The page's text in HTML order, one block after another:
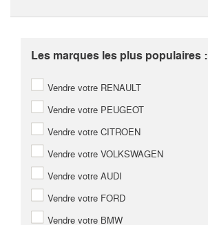
Les marques les plus populaires :
Vendre votre RENAULT
Vendre votre PEUGEOT
Vendre votre CITROEN
Vendre votre VOLKSWAGEN
Vendre votre AUDI
Vendre votre FORD
Vendre votre BMW